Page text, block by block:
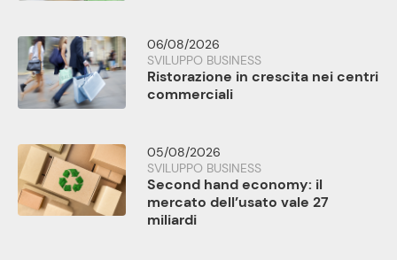
06/08/2026
SVILUPPO BUSINESS
Ristorazione in crescita nei centri
commerciali
05/08/2026
SVILUPPO BUSINESS
Second hand economy: il
mercato dell’usato vale 27
miliardi